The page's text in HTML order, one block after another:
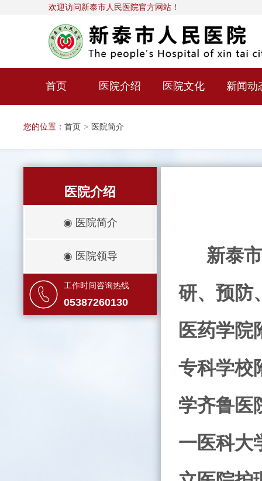
欢迎访问新泰市人民医院官方网站！
首页 医院介绍 医院文化 新闻动
您的位置： 首页 > 医院简介
医院介绍
◉ 医院简介
◉ 医院领导
工作时间咨询热线
05387260130
新泰
研、预防
医药学院
专科学校
学齐鲁医
一医科大